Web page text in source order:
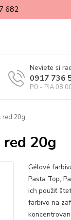
682
Neviete si
0917 736
PO - PIA
red 20g
20g
Gélové
Pasta Top,
ich použiť
farbivo na